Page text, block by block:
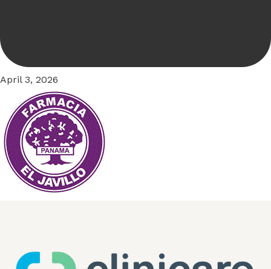
April 3, 2026